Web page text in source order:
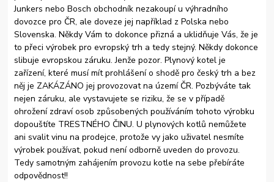
Junkers nebo Bosch obchodník nezakoupí u výhradního
dovozce pro ČR, ale doveze jej například z Polska nebo
Slovenska. Někdy Vám to dokonce přizná a uklidňuje Vás, že je
to přeci výrobek pro evropský trh a tedy stejný. Někdy dokonce
slibuje evropskou záruku. Jenže pozor. Plynový kotel je
zařízení, které musí mít prohlášení o shodě pro český trh a bez
něj je ZAKÁZÁNO jej provozovat na území ČR. Pozbýváte tak
nejen záruku, ale vystavujete se riziku, že se v případě
ohrožení zdraví osob způsobených používáním tohoto výrobku
dopouštíte TRESTNÉHO ČINU. U plynových kotlů nemůžete
ani svalit vinu na prodejce, protože vy jako uživatel nesmíte
výrobek používat, pokud není odborně uveden do provozu.
Tedy samotným zahájením provozu kotle na sebe přebíráte
odpovědnost!!